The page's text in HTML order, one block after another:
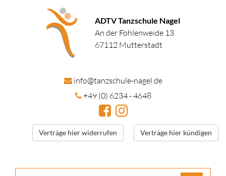
ADTV Tanzschule Nagel
An der Fohlenweide 13
67112 Mutterstadt
info@tanzschule-nagel.de
+49 (0) 6234 - 4648
Verträge hier widerrufen Verträge hier kündigen